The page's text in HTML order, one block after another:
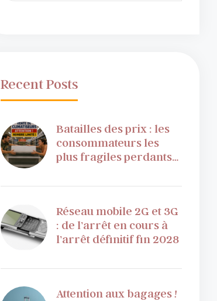
Recent Posts
Batailles des prix : les
consommateurs les
plus fragiles perdants…
Réseau mobile 2G et 3G
: de l’arrêt en cours à
l’arrêt définitif fin 2028
Attention aux bagages !